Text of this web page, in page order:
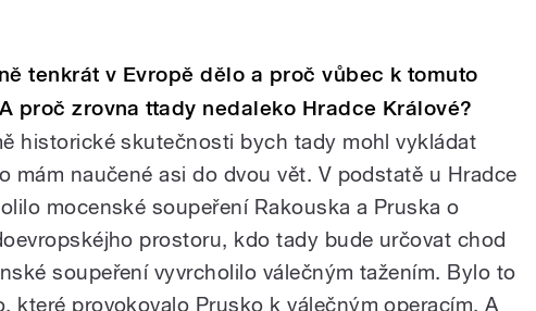
tenkrát v Evropě dělo a proč vůbec k tomuto
proč zrovna ttady nedaleko Hradce Králové?
historické skutečnosti bych tady mohl vykládat
mám naučené asi do dvou vět. V podstatě u Hradce
mocenské soupeření Rakouska a Pruska o
prostoru, kdo tady bude určovat chod
soupeření vyvrcholilo válečným tažením. Bylo to
které provokovalo Prusko k válečným operacím. A